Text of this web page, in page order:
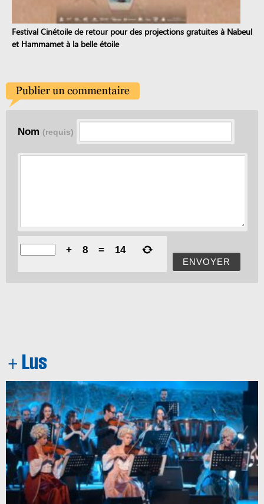
Festival Cinétoile de retour pour des projections gratuites à Nabeul
et Hammamet à la belle étoile
Nom (requis)
ENVOYER
+ 8 = 14